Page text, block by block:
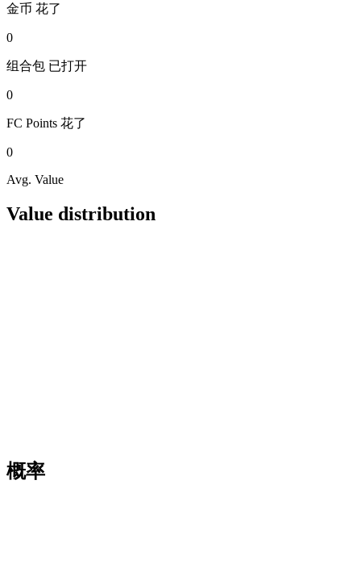
金币 花了
0
组合包 已打开
0
FC Points 花了
0
Avg. Value
Value distribution
概率